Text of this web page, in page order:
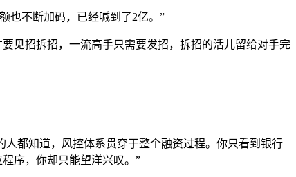
也不断加码，已经喊到了2亿。”
见招拆招，一流高手只需要发招，拆招的活儿留给对手完
都知道，风控体系贯穿于整个融资过程。你只看到银行
序，你却只能望洋兴叹。”